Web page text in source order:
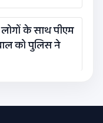
के साथ पीएम
को पुलिस ने